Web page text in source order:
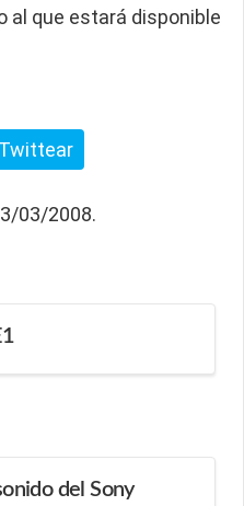
al que estará disponible
Twittear
03/2008.
del Sony